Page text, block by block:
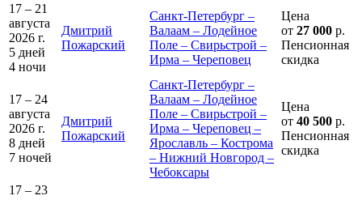
17 – 21
августа
2026 г.
5 дней
4 ночи
Дмитрий
Пожарский
Санкт-Петербург –
Валаам – Лодейное
Поле – Свирьстрой –
Ирма – Череповец
Цена
от 27 000 р.
Пенсионная
скидка
17 – 24
августа
2026 г.
8 дней
7 ночей
Дмитрий
Пожарский
Санкт-Петербург –
Валаам – Лодейное
Поле – Свирьстрой –
Ирма – Череповец –
Ярославль – Кострома
– Нижний Новгород –
Чебоксары
Цена
от 40 500 р.
Пенсионная
скидка
17 – 23